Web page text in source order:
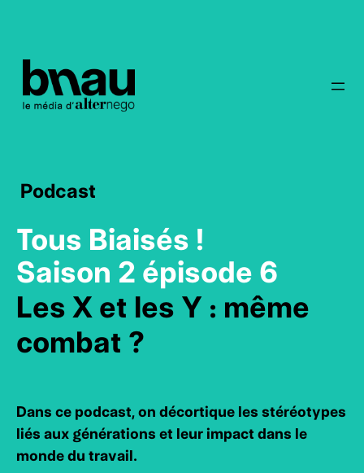
Podcast
Tous Biaisés !
Saison 2 épisode 6
Les X et les Y : même
combat ?
Dans ce podcast, on décortique les stéréotypes
liés aux générations et leur impact dans le
monde du travail.